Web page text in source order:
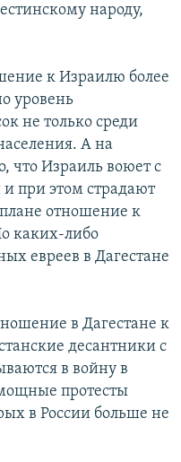
народу,
к Израилю более
уровень
не только среди
А на
что Израиль воюет с
при этом страдают
отношение к
каких-либо
евреев в Дагестане
в Дагестане к
десантники с
в войну в
протесты
в России больше не